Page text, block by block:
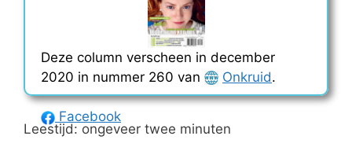
Deze column verscheen in december
2020 in nummer 260 van
Onkruid.
Facebook
Leestijd: ongeveer twee minuten